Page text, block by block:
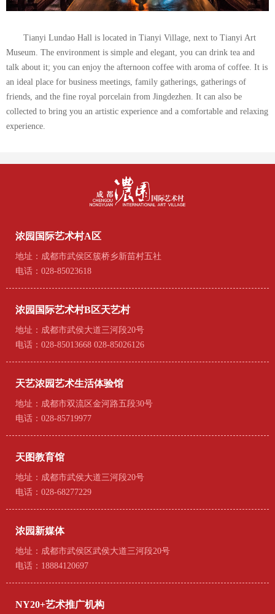
Tianyi Lundao Hall is located in Tianyi Village, next to Tianyi Art
Museum. The environment is simple and elegant, you can drink tea and
talk about it; you can enjoy the afternoon coffee with aroma of coffee. It is
an ideal place for business meetings, family gatherings, gatherings of
friends, and the fine royal porcelain from Jingdezhen. It can also be
collected to bring you an artistic experience and a comfortable and relaxing
experience.
浓园国际艺术村A区
地址：成都市武侯区簇桥乡新苗村五社
电话：028-85023618
浓园国际艺术村B区天艺村
地址：成都市武侯大道三河段20号
电话：028-85013668 028-85026126
天艺浓园艺术生活体验馆
地址：成都市双流区金河路五段30号
电话：028-85719977
天图教育馆
地址：成都市武侯大道三河段20号
电话：028-68277229
浓园新媒体
地址：成都市武侯区武侯大道三河段20号
电话：18884120697
NY20+艺术推广机构